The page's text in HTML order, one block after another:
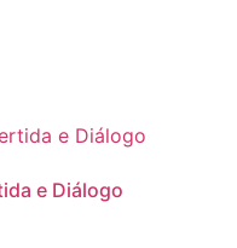
e Diálogo